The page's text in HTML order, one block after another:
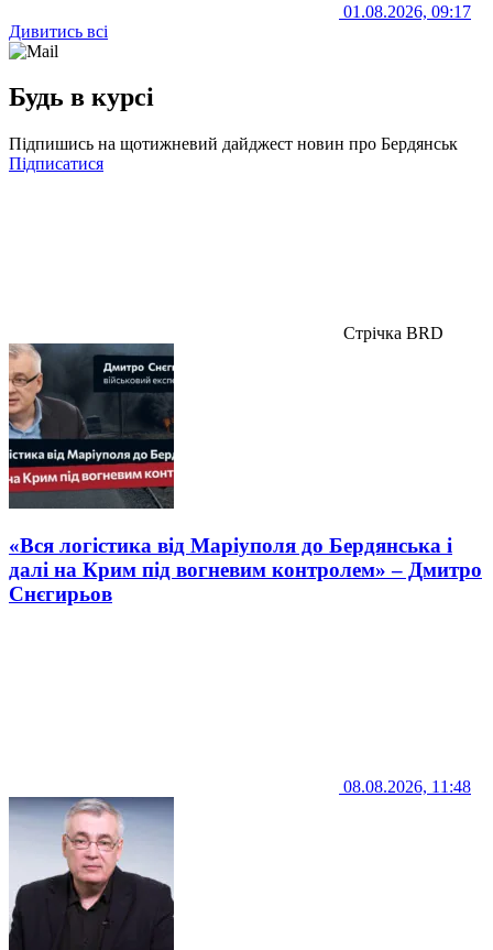
01.08.2026, 09:17
Дивитись всі
Будь в курсі
Підпишись на щотижневий дайджест новин про Бердянськ
Підписатися
Стрічка BRD
«Вся логістика від Маріуполя до Бердянська і
далі на Крим під вогневим контролем» – Дмитро
Снєгирьов
08.08.2026, 11:48